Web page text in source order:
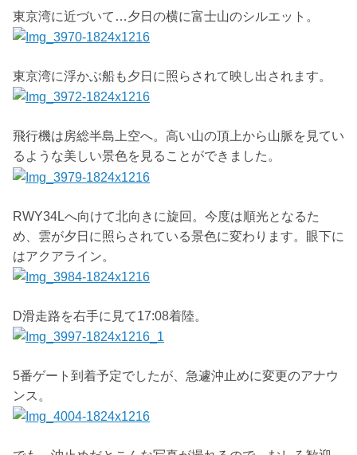
東京湾に近づいて…夕日の横に富士山のシルエット。
東京湾に浮かぶ船も夕日に照らされて映し出されます。
飛行機は房総半島上空へ。高い山の頂上から山脈を見てい
るような美しい景色を見ることができました。
RWY34Lへ向けて北向きに旋回。今度は順光となるた
め、雲が夕日に照らされている景色に変わります。眼下に
はアクアライン。
D滑走路を右手に見て17:08着陸。
5番ゲート到着予定でしたが、急遽沖止めに変更のアナウ
ンス。